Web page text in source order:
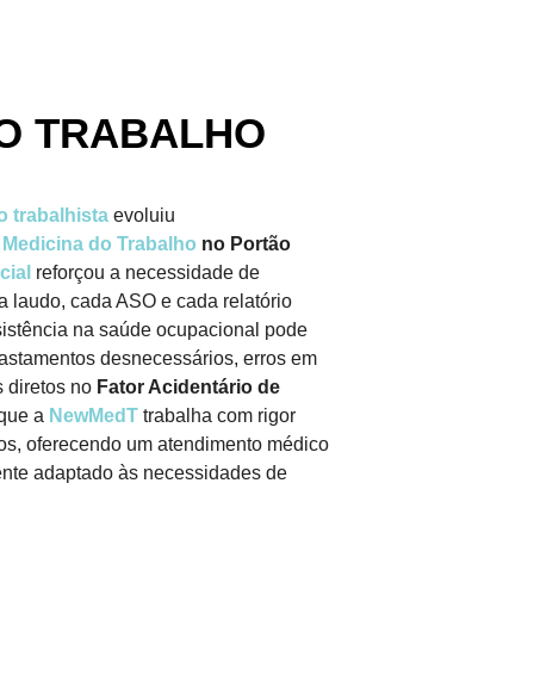
TRABALHO
trabalhista evoluiu
Medicina do Trabalho no Portão
reforçou a necessidade de
laudo, cada ASO e cada relatório
na saúde ocupacional pode
desnecessários, erros em
diretos no Fator Acidentário de
a NewMedT trabalha com rigor
oferecendo um atendimento médico
adaptado às necessidades de